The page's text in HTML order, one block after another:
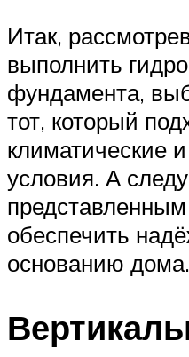
Итак,
выполнить
фундамента,
тот, который
климатические
условия. А
обеспечить
основанию дома.